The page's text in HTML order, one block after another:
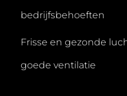
bedrijfsbehoeften
Frisse en gezonde
goede ventilatie